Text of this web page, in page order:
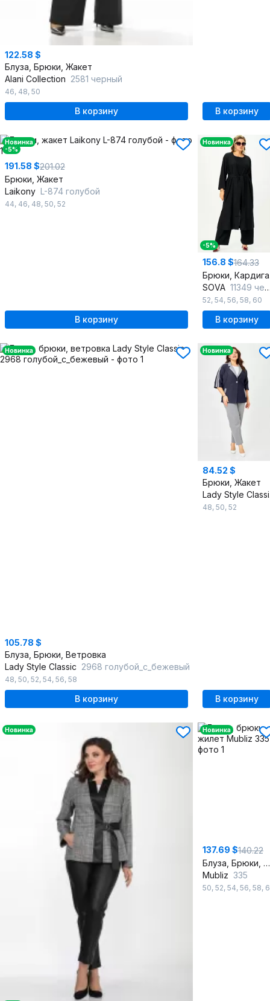
122.58 $
Блуза, Брюки, Жакет
Alani Collection 2581 черный
46, 48, 50
В корзину В корзину
Новинка
-5%
191.58 $201.02
Брюки, Жакет
Laikony L-874 голубой
44, 46, 48, 50, 52
В корзину
Новинка
-5%
156.8 $164.33
SOVA 11349 черный
52, 54, 56, 58, 60
В корзину
Новинка
105.78 $
Блуза, Брюки, Ветровка
Lady Style Classic 2968 голубой_с_бежевый
48, 50, 52, 54, 56, 58
В корзину
Новинка
84.52 $
Брюки, Жакет
48, 50, 52
В корзину
Новинка Новинка
137.69 $140.22
Блуза, Брюки, Жилет
Mubliz 335
50, 52, 54, 56, 58,